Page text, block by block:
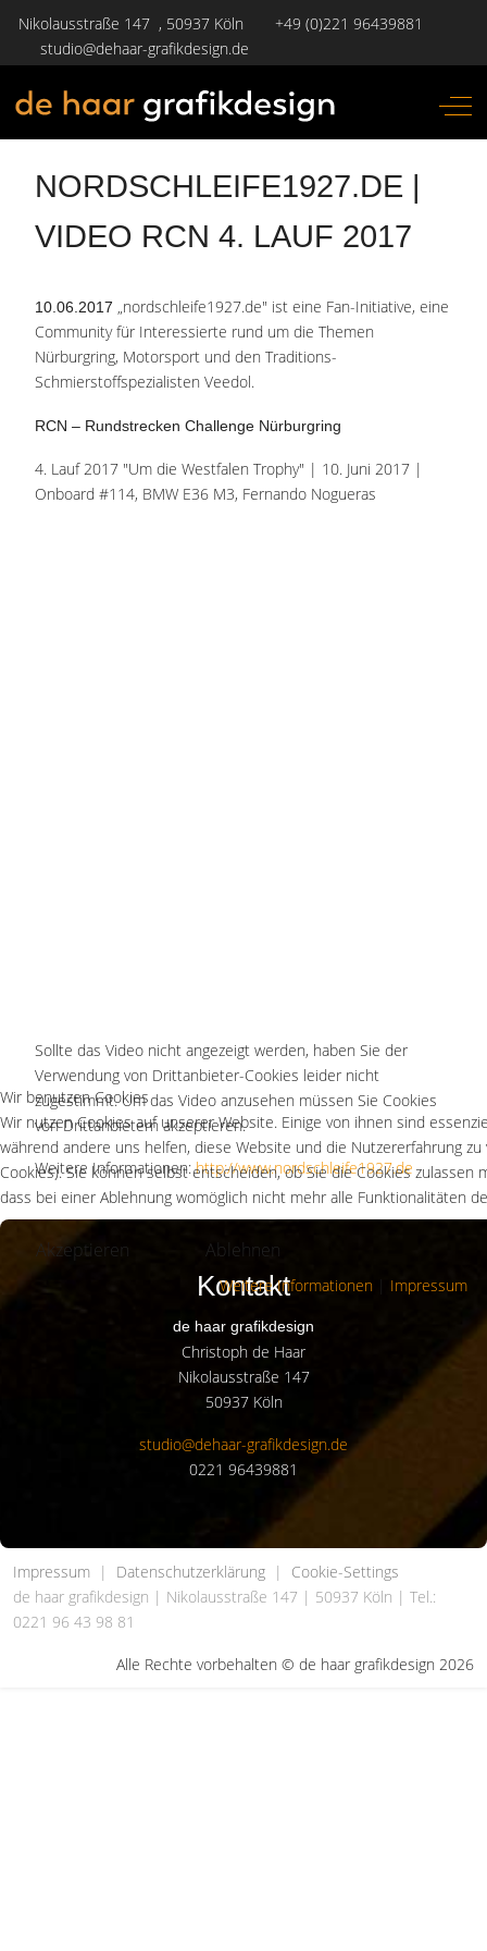
Nikolausstraße 147 , 50937 Köln
+49 (0)221 96439881
studio@dehaar-grafikdesign.de
Off-
NORDSCHLEIFE1927.DE |
VIDEO RCN 4. LAUF 2017
10.06.2017 „nordschleife1927.de" ist eine Fan-Initiative, eine
Community für Interessierte rund um die Themen
Nürburgring, Motorsport und den Traditions-
Schmierstoffspezialisten Veedol.
RCN – Rundstrecken Challenge Nürburgring
4. Lauf 2017 "Um die Westfalen Trophy" | 10. Juni 2017 |
Onboard #114, BMW E36 M3, Fernando Nogueras
Sollte das Video nicht angezeigt werden, haben Sie der
Verwendung von Drittanbieter-Cookies leider nicht
zugestimmt. Um das Video anzusehen müssen Sie Cookies
von Drittanbietern akzeptieren.
Weitere Informationen:http://www.nordschleife1927.de
Kontakt
de haar grafikdesign
Christoph de Haar
Nikolausstraße 147
50937 Köln
studio@dehaar-grafikdesign.de
0221 96439881
Impressum | Datenschutzerklärung | Cookie-Settings
de haar grafikdesign | Nikolausstraße 147 | 50937 Köln | Tel.:
0221 96 43 98 81
Alle Rechte vorbehalten © de haar grafikdesign 2026
Wir benutzen Cookies
Wir nutzen Cookies auf unserer Website. Einige von ihnen sind
während andere uns helfen, diese Website und die Nutzererfahrung zu
Cookies). Sie können selbst entscheiden, ob Sie die Cookies zulassen
dass bei einer Ablehnung womöglich nicht mehr alle Funktionalitäten
Akzeptieren Ablehnen
Weitere Informationen Impressum